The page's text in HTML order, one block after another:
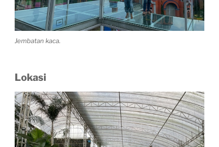
Jembatan kaca.
Lokasi